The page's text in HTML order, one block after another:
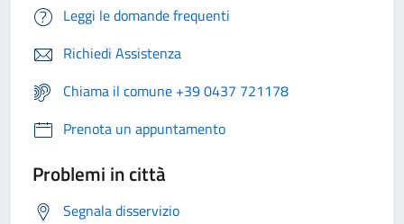
Leggi le domande frequenti
Richiedi Assistenza
Chiama il comune +39 0437 721178
Prenota un appuntamento
Problemi in città
Segnala disservizio